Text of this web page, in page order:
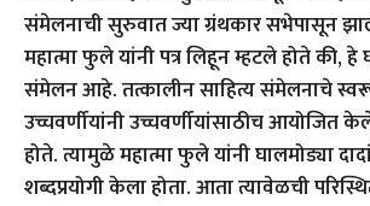
संमेलनाची सुरुवात ज्या ग्रंथकार सभेपासून
महात्मा फुले यांनी पत्र लिहून म्हटले होते की, हे
संमेलन आहे. तत्कालीन साहित्य संमेलनाचे
उच्चवर्णीयांनी उच्चवर्णीयांसाठीच
होते. त्यामुळे महात्मा फुले यांनी घालमोड्या
शब्दप्रयोगी केला होता. आता त्यावेळची